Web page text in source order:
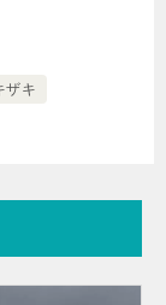
ザキ